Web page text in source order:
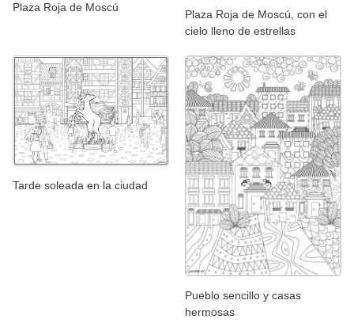
Plaza Roja de Moscú
Plaza Roja de Moscú, con el
cielo lleno de estrellas
Tarde soleada en la ciudad
Pueblo sencillo y casas
hermosas